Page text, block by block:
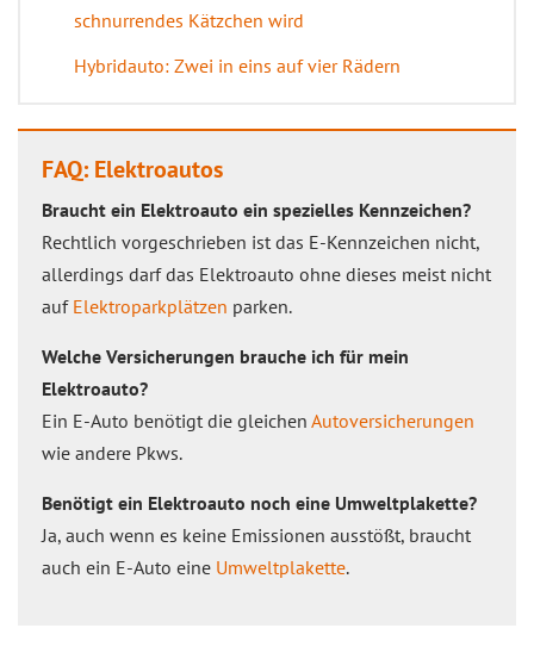
schnurrendes Kätzchen wird
Hybridauto: Zwei in eins auf vier Rädern
FAQ: Elektroautos
Braucht ein Elektroauto ein spezielles Kennzeichen?
Rechtlich vorgeschrieben ist das E-Kennzeichen nicht,
allerdings darf das Elektroauto ohne dieses meist nicht
auf Elektroparkplätzen parken.
Welche Versicherungen brauche ich für mein
Elektroauto?
Ein E-Auto benötigt die gleichen Autoversicherungen
wie andere Pkws.
Benötigt ein Elektroauto noch eine Umweltplakette?
Ja, auch wenn es keine Emissionen ausstößt, braucht
auch ein E-Auto eine Umweltplakette.